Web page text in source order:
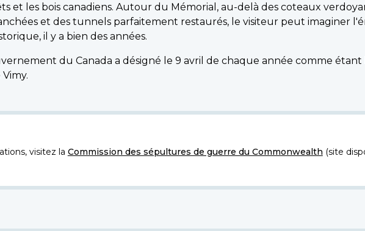
et les bois canadiens. Autour du Mémorial, au-delà des coteaux
et des tunnels parfaitement restaurés, le visiteur peut imaginer
il y a bien des années.
du Canada a désigné le 9 avril de chaque année comme
visitez la Commission des sépultures de guerre du Commonwealth (site